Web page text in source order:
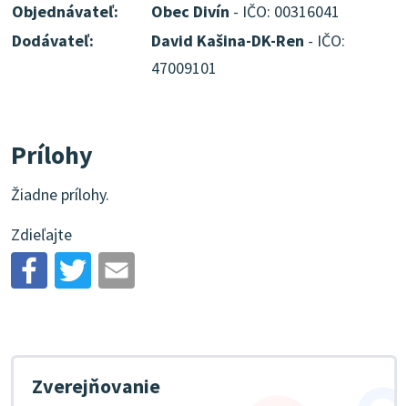
Objednávateľ:
Obec Divín - IČO: 00316041
Dodávateľ:
David Kašina-DK-Ren - IČO:
47009101
Prílohy
Žiadne prílohy.
Zdieľajte
Zverejňovanie